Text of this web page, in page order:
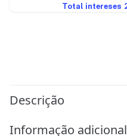
Descrição
Informação adicional